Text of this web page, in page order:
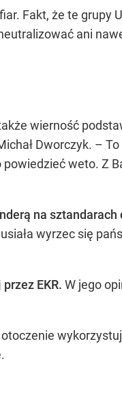
Fakt, że te grupy
ani
wierność
Dworczyk. –
weto. Z
na sztandarach
wyrzec się
EKR. W jego